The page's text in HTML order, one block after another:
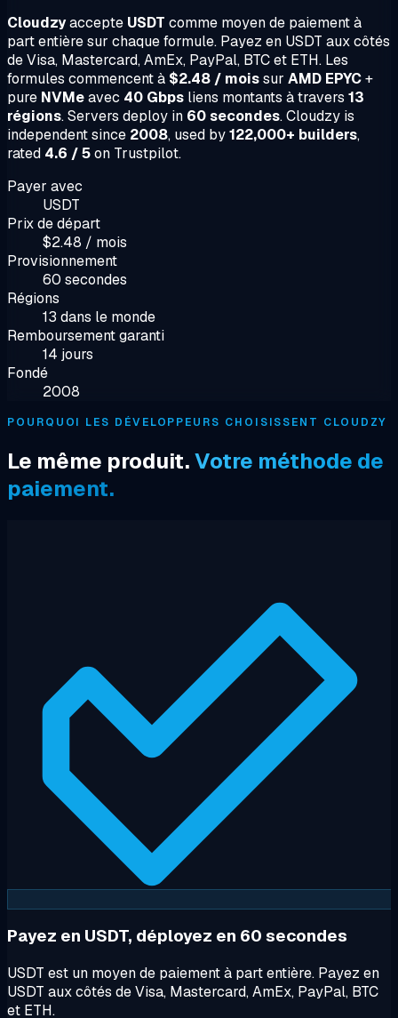
Cloudzyaccepte USDT comme moyen de paiement à
part entière sur chaque formule. Payez en USDT aux côtés
de Visa, Mastercard, AmEx, PayPal, BTC et ETH. Les
formules commencent à $2.48 / moissur AMD EPYC+
pure NVMeavec 40 Gbps liens montants à travers 13
régions. Servers deploy in 60 secondes. Cloudzy is
independent since 2008, used by122,000+ builders,
rated 4.6 / 5on Trustpilot.
Payer avec
USDT
Prix de départ
$2.48 / mois
Provisionnement
60 secondes
Régions
13 dans le monde
Remboursement garanti
14 jours
Fondé
2008
POURQUOI LES DÉVELOPPEURS CHOISISSENT CLOUDZY
Le même produit.Votre méthode de
paiement.
Payez en USDT, déployez en 60 secondes
USDT est un moyen de paiement à part entière. Payez en
USDT aux côtés de Visa, Mastercard, AmEx, PayPal, BTC
et ETH.